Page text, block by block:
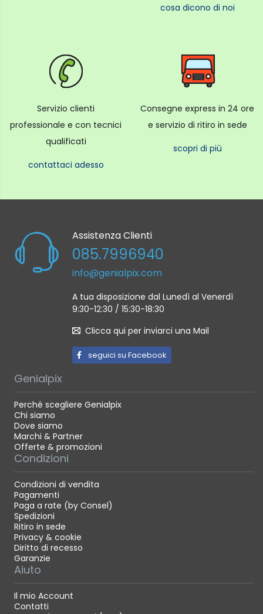
cosa dicono di noi
Servizio clienti
professionale e con tecnici
qualificati
contattaci adesso
Consegne express in 24 ore
e servizio di ritiro in sede
scopri di più
Assistenza Clienti
085.7996940
info@genialpix.com
A tua disposizione dal Lunedì al Venerdì
9:30-12:30 / 15:30-18:30
Clicca qui per inviarci una Mail
seguici su Facebook
Genialpix
Perché scegliere Genialpix
Chi siamo
Dove siamo
Marchi & Partner
Offerte & promozioni
Condizioni
Condizioni di vendita
Pagamenti
Paga a rate (by Consel)
Spedizioni
Ritiro in sede
Privacy & cookie
Diritto di recesso
Garanzie
Aiuto
Il mio Account
Contatti